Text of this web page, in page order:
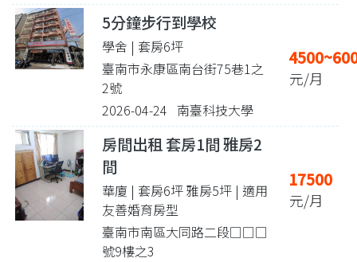
5分鐘步行到學校
學舍 | 套房6坪
臺南市永康區南台街75巷1之
2號
2026-04-24 南臺科技大學
元/月
房間出租 套房1間 雅房2
間
華廈 | 套房6坪 雅房5坪 | 適用
友善婚育房型
臺南市南區大同路二段□□□
號9樓之3
17500
元/月